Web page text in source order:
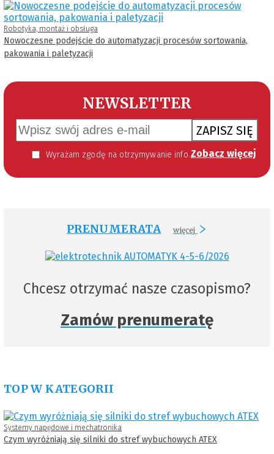
Robotyka, montaż i obsługa
Nowoczesne podejście do automatyzacji procesów sortowania,
pakowania i paletyzacji
NEWSLETTER
ZAPISZ SIĘ
Wyrażam zgodę na otrzymywanie informacji handlowej kierowanej do mnie za pomocą środków komunikacji elektronicznej w szczególności poczty elektronicznej zgodnie z przepisem art. 10 ust 2 ustawy z dnia 18 lipca 2002 roku o świadczeniu usług drogą elektroniczną (Dz. U. 144 z 2002 r. poz. 1204). Zgoda jest dobrowolna, jednak jej wyrażenie jest konieczne, aby otrzymywać newsletter. Zobacz więcej
PRENUMERATA więcej
Chcesz otrzymać nasze czasopismo?
Zamów prenumeratę
TOP W KATEGORII
Systemy napędowe i mechatronika
Czym wyróżniają się silniki do stref wybuchowych ATEX